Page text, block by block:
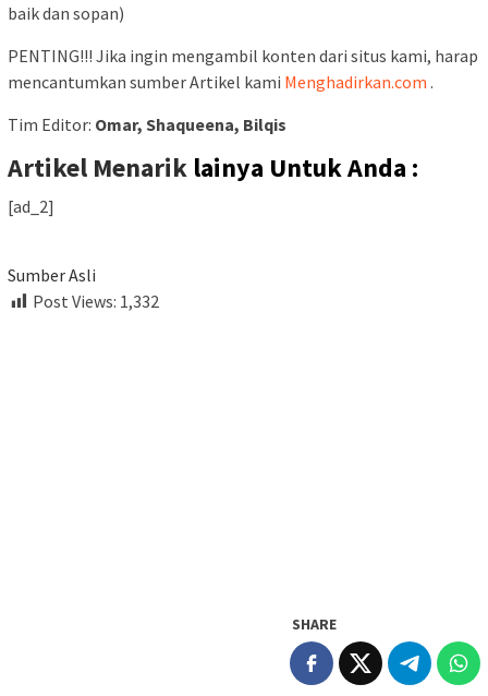
baik dan sopan)
PENTING!!! Jika ingin mengambil konten dari situs kami, harap
mencantumkan sumber Artikel kami Menghadirkan.com .
Tim Editor: Omar, Shaqueena, Bilqis
Artikel Menarik lainya Untuk Anda :
[ad_2]
Sumber Asli
Post Views: 1,332
SHARE